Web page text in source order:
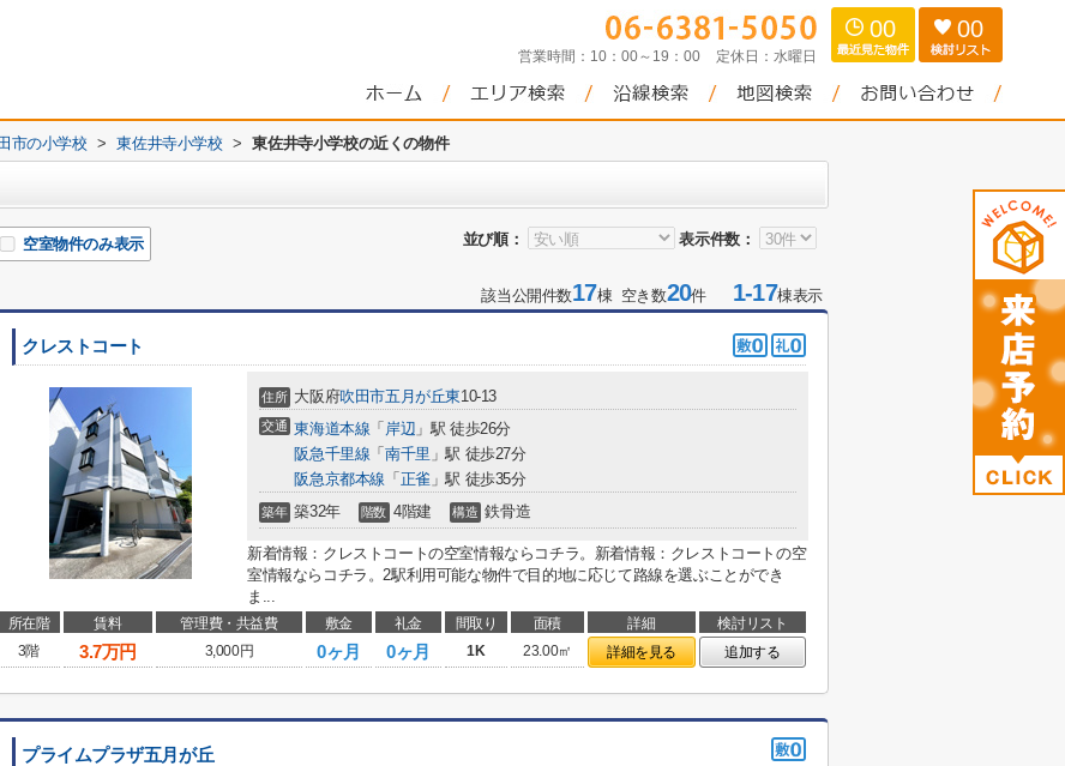
営業時間： 10：00～19：00 定休日： 水曜日
00 00
市の小学校 > 東佐井寺小学校 > 東佐井寺小学校の近くの物件
並び順： 表示件数：
空室物件のみ表示
該当公開件数17棟 空き数20件1-17棟表示
クレストコート
住所 大阪府吹田市五月が丘東10-13
交通 東海道本線 「 岸辺 」駅 徒歩26分
阪急千里線 「 南千里 」駅 徒歩27分
阪急京都本線 「 正雀 」駅 徒歩35分
築年 築32年 階数 4階建 構造 鉄骨造
新着情報：クレストコートの空室情報ならコチラ。新着情報：クレストコートの空
室情報ならコチラ。2駅利用可能な物件で目的地に応じて路線を選ぶことができ
ま...
所在階 賃料 管理費・共益費 敷金 礼金 間取り 面積 詳細
検討リスト
3階
3.7万円 3,000円 0ヶ月 0ヶ月 1K 23.00㎡ 詳細を見る 追加する
プライムプラザ五月が丘